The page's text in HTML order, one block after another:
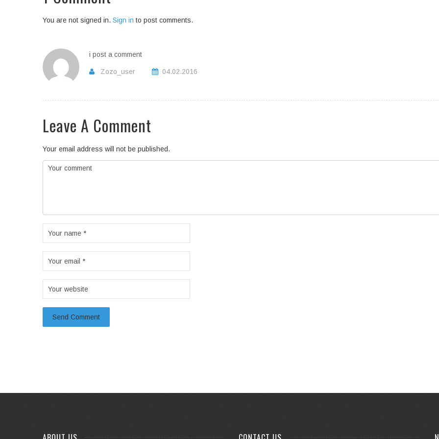
You are not signed in. Sign in to post comments.
i post a comment
Zozo_user 04.02.2016
Leave A Comment
Your email address will not be published.